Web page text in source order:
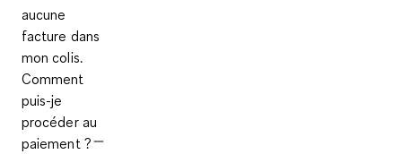
aucune
facture dans
mon colis.
Comment
puis-je
procéder au
paiement ?